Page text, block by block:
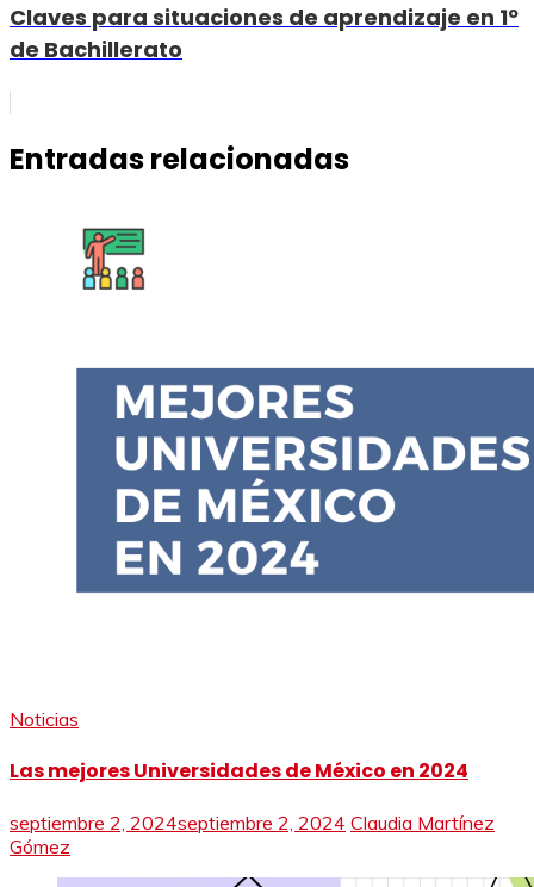
Claves para situaciones de aprendizaje en 1º
de Bachillerato
Entradas relacionadas
Noticias
Las mejores Universidades de México en 2024
septiembre 2, 2024septiembre 2, 2024 Claudia Martínez
Gómez